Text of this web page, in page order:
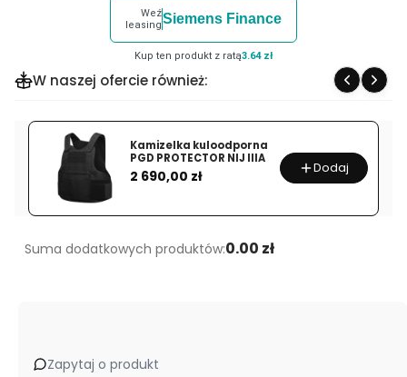
Weź
leasingSiemens Finance
Kup ten produkt z ratą3.64 zł
W naszej ofercie również:
Kamizelka kuloodporna
PGD PROTECTOR NIJ IIIA
Cena
2 690,00 zł Dodaj
Suma dodatkowych produktów:0.00 zł
Zapytaj o produkt